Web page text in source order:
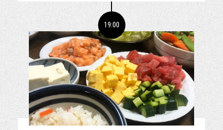
19:00